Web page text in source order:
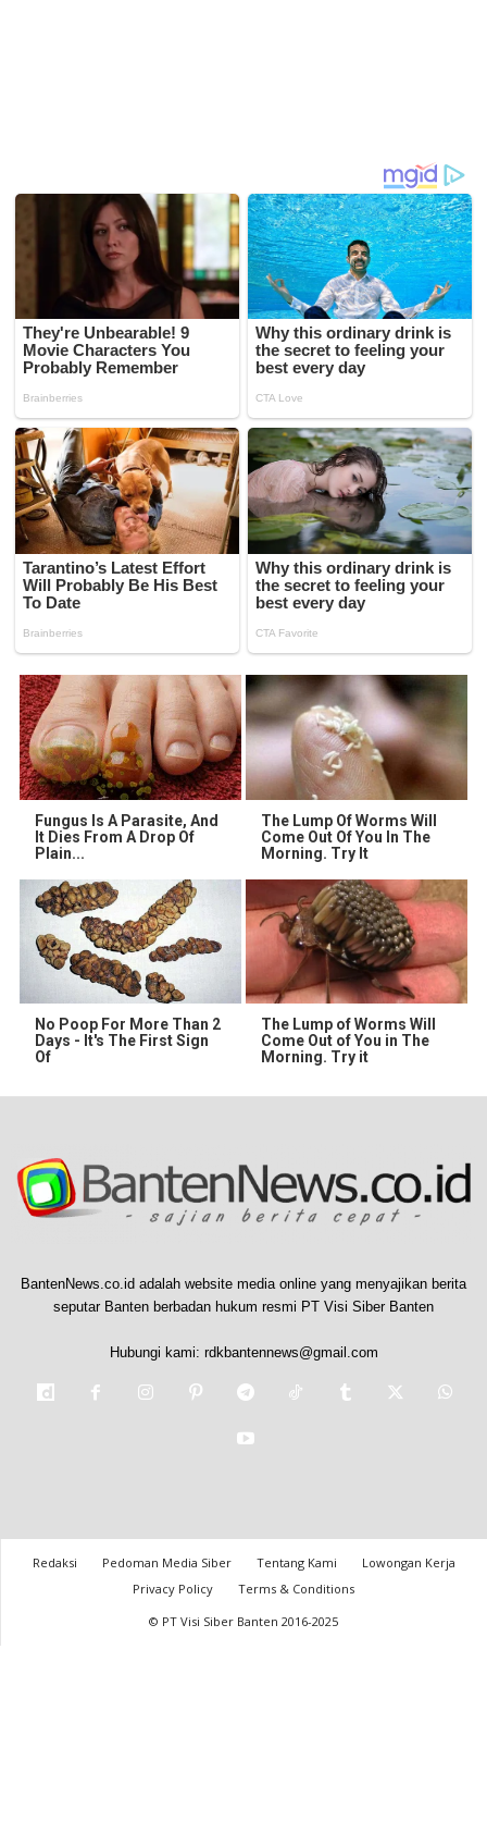
Fungus Is A Parasite, And
It Dies From A Drop Of
Plain...
The Lump Of Worms Will
Come Out Of You In The
Morning. Try It
No Poop For More Than 2
Days - It's The First Sign
Of
The Lump of Worms Will
Come Out of You in The
Morning. Try it
BantenNews.co.id adalah website media online yang menyajikan berita
seputar Banten berbadan hukum resmi PT Visi Siber Banten
Hubungi kami: rdkbantennews@gmail.com
Redaksi Pedoman Media Siber Tentang Kami
Lowongan Kerja
Privacy Policy
Terms & Conditions
© PT Visi Siber Banten 2016-2025